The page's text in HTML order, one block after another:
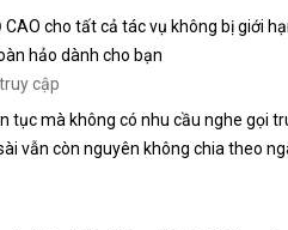
CAO cho tất cả tác vụ không bị giới
hảo dành cho bạn
cập
tục mà không có nhu cầu nghe gọi
vẫn còn nguyên không chia theo